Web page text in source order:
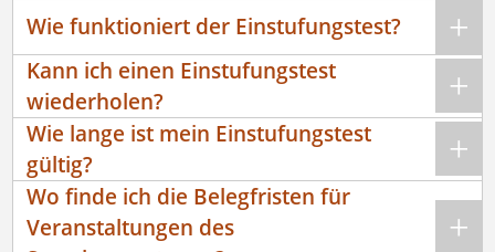
Wie funktioniert der Einstufungstest?
Kann ich einen Einstufungstest
wiederholen?
Wie lange ist mein Einstufungstest
gültig?
Wo finde ich die Belegfristen für
Veranstaltungen des